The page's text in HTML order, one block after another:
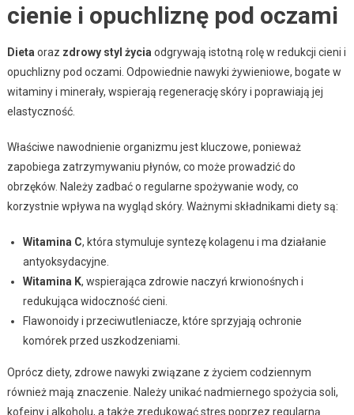
cienie i opuchliznę pod oczami
Dieta oraz zdrowy styl życia odgrywają istotną rolę w redukcji cieni i
opuchlizny pod oczami. Odpowiednie nawyki żywieniowe, bogate w
witaminy i minerały, wspierają regenerację skóry i poprawiają jej
elastyczność.
Właściwe nawodnienie organizmu jest kluczowe, ponieważ
zapobiega zatrzymywaniu płynów, co może prowadzić do
obrzęków. Należy zadbać o regularne spożywanie wody, co
korzystnie wpływa na wygląd skóry. Ważnymi składnikami diety są:
Witamina C, która stymuluje syntezę kolagenu i ma działanie
antyoksydacyjne.
Witamina K, wspierająca zdrowie naczyń krwionośnych i
redukująca widoczność cieni.
Flawonoidy i przeciwutleniacze, które sprzyjają ochronie
komórek przed uszkodzeniami.
Oprócz diety, zdrowe nawyki związane z życiem codziennym
również mają znaczenie. Należy unikać nadmiernego spożycia soli,
kofeiny i alkoholu, a także zredukować stres poprzez regularną